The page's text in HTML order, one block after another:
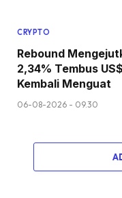
CRYPTO
Rebound
2,34% Tembus
Kembali Menguat
06-08-2026 - 09.30